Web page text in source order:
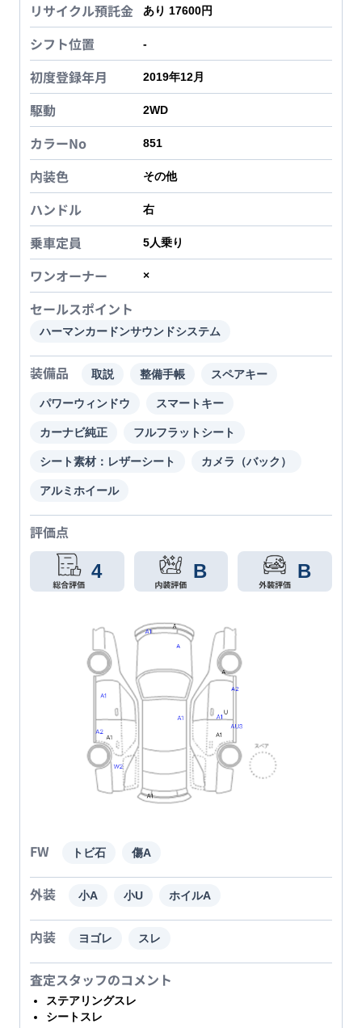
リサイクル預託金 あり 17600円
シフト位置 -
初度登録年月 2019年12月
駆動 2WD
カラーNo 851
内装色 その他
ハンドル 右
乗車定員 5人乗り
ワンオーナー ×
セールスポイント
ハーマンカードンサウンドシステム
装備品 取説 整備手帳 スペアキー
パワーウィンドウ スマートキー
カーナビ純正 フルフラットシート
シート素材：レザーシート カメラ（バック）
アルミホイール
評価点
4 B B
FW トビ石 傷A
外装 小A 小U ホイルA
内装 ヨゴレ スレ
査定スタッフのコメント
ステアリングスレ
シートスレ